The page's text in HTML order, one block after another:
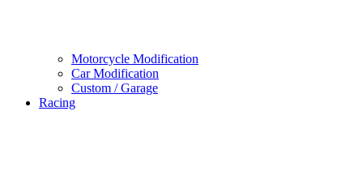
Motorcycle Modification
Car Modification
Custom / Garage
Racing